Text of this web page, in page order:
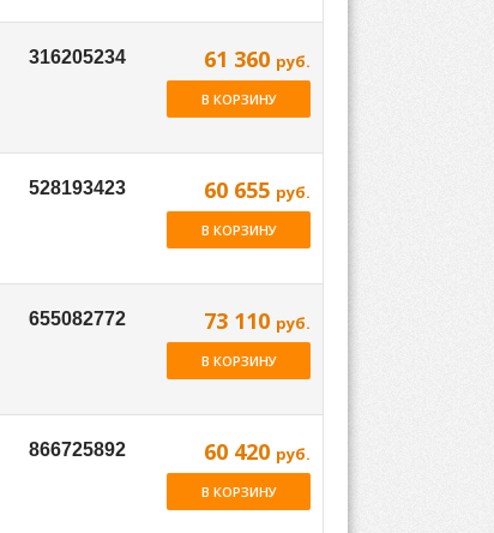
61 360 руб.
В КОРЗИНУ
60 655 руб.
В КОРЗИНУ
73 110 руб.
В КОРЗИНУ
60 420 руб.
В КОРЗИНУ